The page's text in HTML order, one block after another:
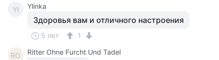
Yl Ylinka
Здоровья вам и отличного настроения
5 лет 1
RO Ritter Ohne Furcht Und Tadel